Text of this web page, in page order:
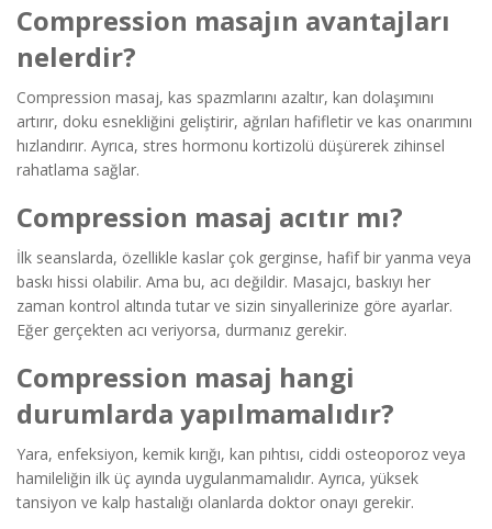
Compression masajın avantajları
nelerdir?
Compression masaj, kas spazmlarını azaltır, kan dolaşımını
artırır, doku esnekliğini geliştirir, ağrıları hafifletir ve kas onarımını
hızlandırır. Ayrıca, stres hormonu kortizolü düşürerek zihinsel
rahatlama sağlar.
Compression masaj acıtır mı?
İlk seanslarda, özellikle kaslar çok gerginse, hafif bir yanma veya
baskı hissi olabilir. Ama bu, acı değildir. Masajcı, baskıyı her
zaman kontrol altında tutar ve sizin sinyallerinize göre ayarlar.
Eğer gerçekten acı veriyorsa, durmanız gerekir.
Compression masaj hangi
durumlarda yapılmamalıdır?
Yara, enfeksiyon, kemik kırığı, kan pıhtısı, ciddi osteoporoz veya
hamileliğin ilk üç ayında uygulanmamalıdır. Ayrıca, yüksek
tansiyon ve kalp hastalığı olanlarda doktor onayı gerekir.